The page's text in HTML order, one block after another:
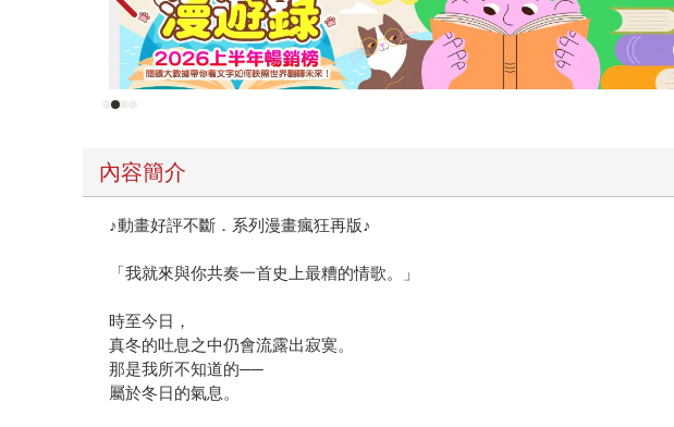
內容簡介
♪動畫好評不斷．系列漫畫瘋狂再版♪
「我就來與你共奏一首史上最糟的情歌。」
時至今日，
真冬的吐息之中仍會流露出寂寞。
那是我所不知道的──
屬於冬日的氣息。